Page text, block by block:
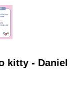
kitty - Daniel